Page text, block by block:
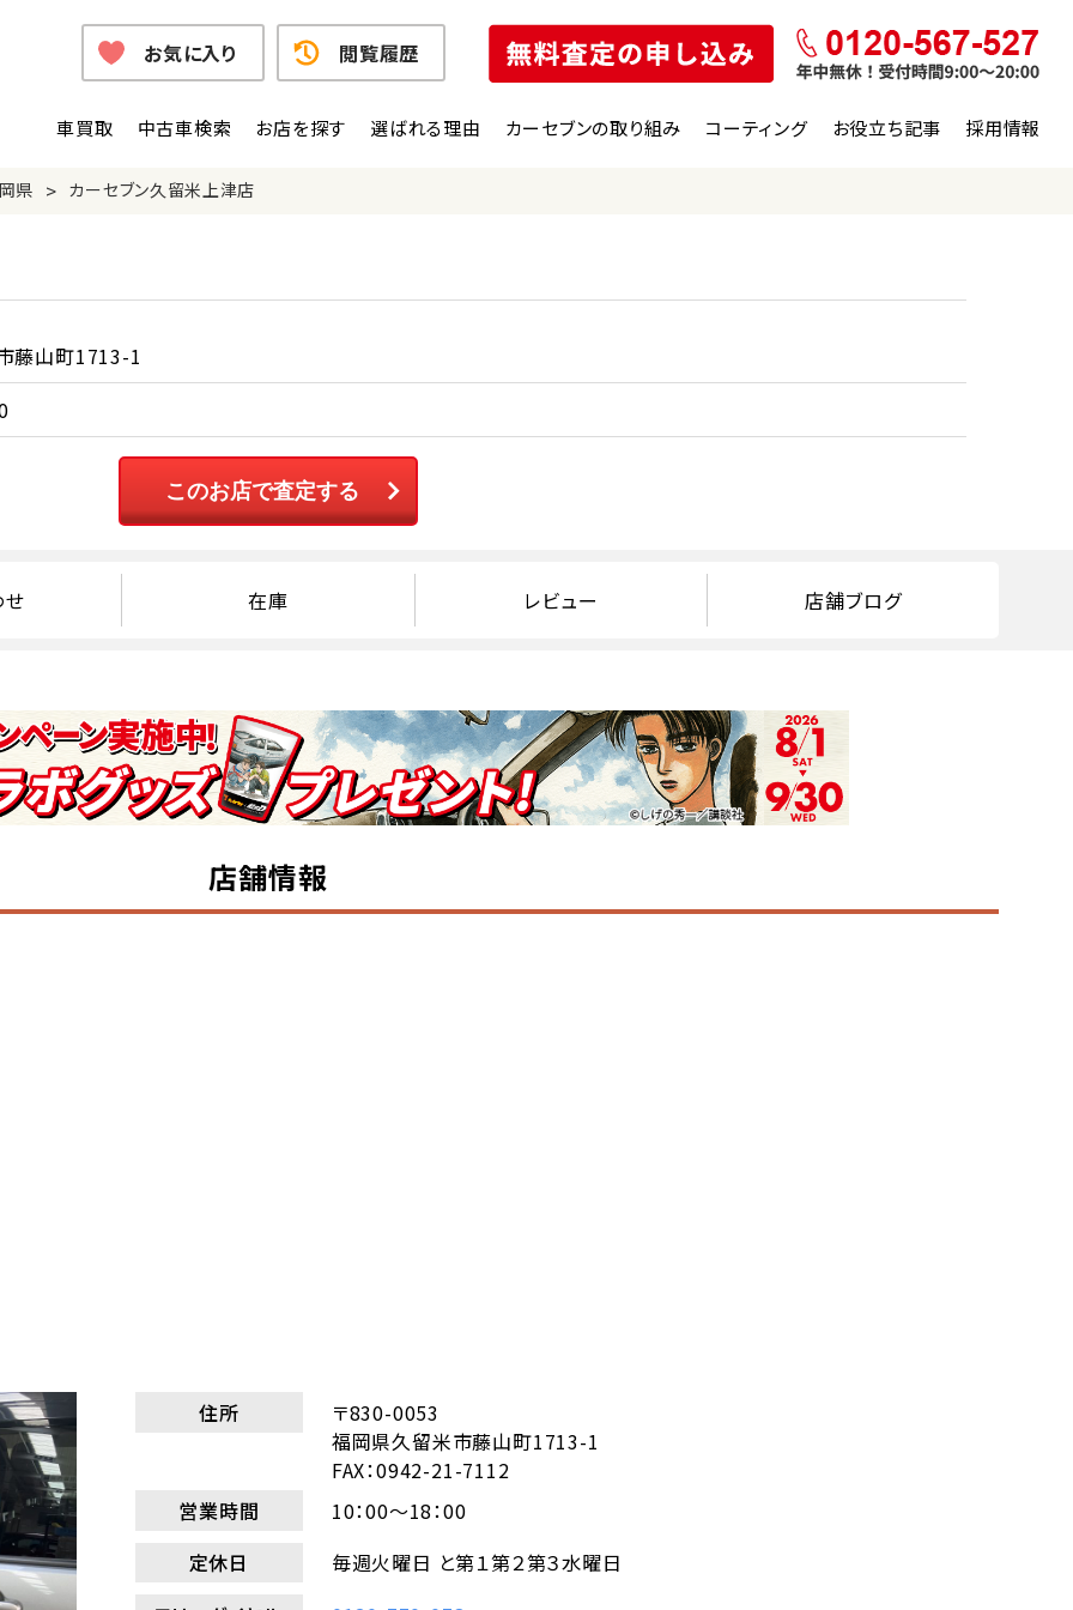
車買取 中古車検索 お店を探す 選ばれる理由 カーセブンの取り組み コーティング お役立ち記事 採用情報
お気に入り 閲覧履歴
県 > カーセブン久留米上津店
藤山町1713-1
このお店で査定する
在庫 レビュー 店舗ブログ
店舗情報
住所
〒830-0053
福岡県久留米市藤山町1713-1
FAX：0942-21-7112
営業時間
10：00～18：00
定休日
毎週火曜日 と第１第２第３水曜日